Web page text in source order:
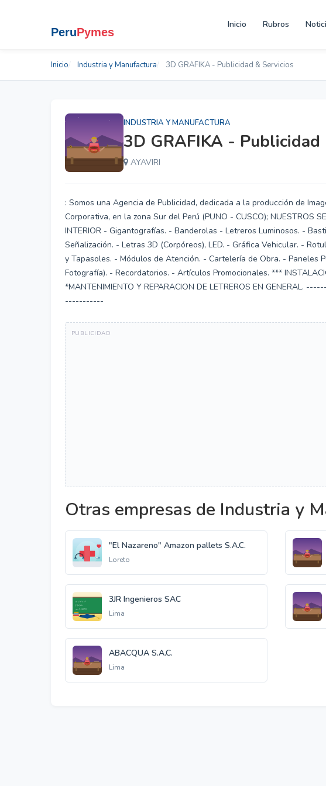
Inicio Rubros
Inicio Industria y Manufactura 3D GRAFIKA - Publicidad & Servicios
INDUSTRIA Y MANUFACTURA
3D GRAFIKA - Publicidad
AYAVIRI
: Somos una Agencia de Publicidad, dedicada a la producción de
Corporativa, en la zona Sur del Perú (PUNO - CUSCO); NUESTROS
INTERIOR - Gigantografías. - Banderolas - Letreros Luminosos. -
Señalización. - Letras 3D (Corpóreos), LED. - Gráfica Vehicular. -
y Tapasoles. - Módulos de Atención. - Cartelería de Obra. - Paneles
Fotografía). - Recordatorios. - Artículos Promocionales. ***
*MANTENIMIENTO Y REPARACION DE LETREROS EN GENERAL.
-----------
Otras empresas de Industria y
"El Nazareno" Amazon pallets S.A.C.
Loreto
3JR Ingenieros SAC
Lima
ABACQUA S.A.C.
Lima